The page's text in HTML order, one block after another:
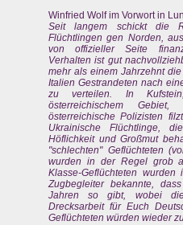
Winfried Wolf im Vorwort in
Seit langem schickt die
Flüchtlingen gen Norden,
von offizieller Seite
Verhalten ist gut
mehr als einem Jahrzehnt
Italien Gestrandeten nach
zu verteilen. In
österreichischem
österreichische Polizisten
Ukrainische Flüchtlinge,
Höflichkeit und Großmut
"schlechten" Geflüchteten
wurden in der Regel grob
Klasse-Geflüchteten
Zugbegleiter bekannte,
Jahren so gibt, wobei
Drecksarbeit für Euch
Geflüchteten würden wieder